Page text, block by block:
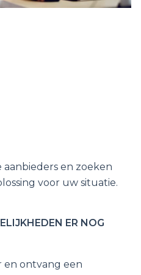
en zoeken
voor uw situatie.
ER NOG
en ontvang een